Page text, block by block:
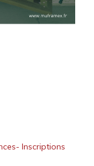
Inscriptions